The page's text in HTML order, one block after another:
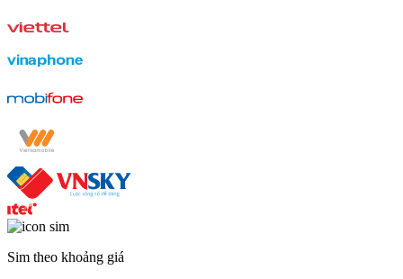
Sim theo khoảng giá